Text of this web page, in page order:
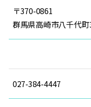
〒370-0861
群馬県高崎市八千代
027-384-4447